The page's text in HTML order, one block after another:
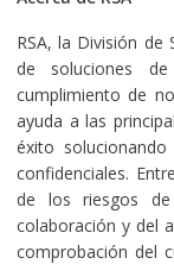
RSA, la División de
de soluciones
cumplimiento de
ayuda a las
éxito
confidenciales.
de los riesgos
colaboración y del
comprobación del